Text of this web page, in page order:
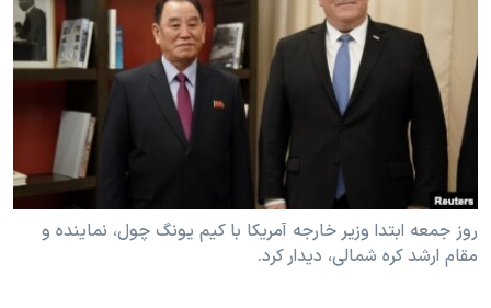
فرهنگ و زندگی
حقوق شهروندی
اقتصادی
علم و فناوری
اسرائیل در جنگ
آرشیو پخش زنده
انتخابات ریاست جمهوری آمریکا ۲۰۲۴
حمله جمهوری اسلامی به اسرائیل
رمز مهسا
ورزش زنان در ایران
مجموعه مستندهای دادخواهی
زبانهای مختلف
روز جمعه ابتدا وزیر خارجه آمریکا با کیم یونگ چول، نماینده و
مقام ارشد کره شمالی، دیدار کرد.